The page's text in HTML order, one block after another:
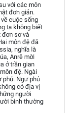
với các môn
đơn giản.
cuộc sống
ta không biết
đơn sơ và
môn đệ đã
nghĩa là
Anrê mời
ở trần gian
đệ. Ngài
phủ. Ngư phủ
có địa vị
người
bình thường